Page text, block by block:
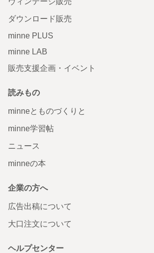
ダウンロード販売
minne PLUS
minne LAB
販売支援企画・イベント
読みもの
minneとものづくりと
minne学習帖
ニュース
minneの本
企業の方へ
広告出稿について
大口注文について
ヘルプセンター